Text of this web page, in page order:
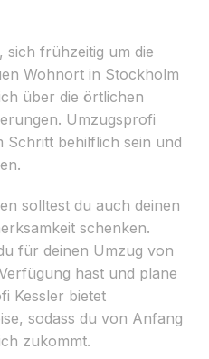
sich frühzeitig um die
Wohnort in Stockholm
über die örtlichen
Umzugsprofi
Schritt behilflich sein und
solltest du auch deinen
schenken.
für deinen Umzug von
hast und plane
Kessler bietet
sodass du von Anfang
zukommt.